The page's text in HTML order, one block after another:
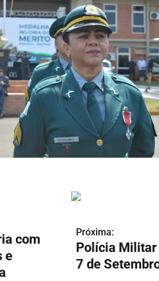
com
e
Próxima:
Polícia
7 de